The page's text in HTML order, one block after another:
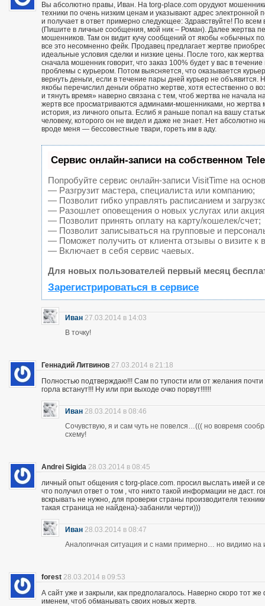
Вы абсолютно правы, Иван. На torg-place.com орудуют
техники по очень низким ценам и указывают адрес
и получает в ответ примерно следующее: Здравствуйте! По
(Пишите в личные сообщения, мой ник – Роман). Далее жертва
мошенников. Там он видит кучу сообщений от якобы «обычных
все это несомненно фейк. Продавец предлагает жертве
идеальные условия сделки и низкие цены. После того, как
сначала мошенник говорит, что заказ 100% будет у вас в
проблемы с курьером. Потом выясняется, что оказывается
вернуть деньги, если в течение пары дней курьер не
якобы перечислил деньги обратно жертве, хотя естественно о
и тянуть время» наверно связана с тем, чтоб жертва не начала
жертв все просматриваются админами-мошенниками, но жертва
история, из личного опыта. Еслиб я раньше попал на вашу
человеку, которого он не видел и даже не знает. Нет
вроде меня — бессовестные твари, гореть им в аду.
Сервис онлайн-записи на собственном
Попробуйте сервис онлайн-записи VisitTime на
— Разгрузит мастера, специалиста или компанию;
— Позволит гибко управлять расписанием и
— Разошлет оповещения о новых услугах или
— Позволит принять оплату на карту/кошелек/счет;
— Позволит записываться на групповые и
— Поможет получить от клиента отзывы о визите к
— Включает в себя сервис чаевых.
Для новых пользователей первый месяц
Зарегистрироваться в сервисе
Иван 27.03.2014 в 14:03
В точку!
Геннадий Литвинов 27.03.2014 в 21:18
Полностью подтверждаю!!! Сам по тупости или от желания
горла встанут!!! Ну или при выходе очко порвут!!!!!!
Иван 28.03.2014 в 08:46
Сочувствую, я и сам чуть не повелся…((( но вовремя
схему!
Andrei Sigida 28.03.2014 в 08:45
личный опыт общения с torg-place.com. просил выслать имей и
что получил ответ о том , что никто такой информации не
вскрывать не нужно, для проверки страны производителя
такая страница не найдена)-забанили черти)))
Иван 28.03.2014 в 08:47
Аналогичная ситуация и с нами примерно… но видимо на
forest 28.03.2014 в 09:53
А сайт уже и закрыли, как предполагалось. Наверно скоро тот
именем, чтоб обманывать своих новых жертв.